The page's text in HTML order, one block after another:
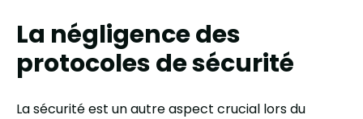
La négligence des
protocoles de sécurité
La sécurité est un autre aspect crucial lors du